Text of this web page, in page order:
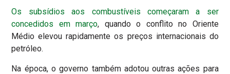
Os subsídios aos combustíveis começaram a ser
concedidos em março, quando o conflito no Oriente
Médio elevou rapidamente os preços internacionais do
petróleo.
Na época, o governo também adotou outras ações para